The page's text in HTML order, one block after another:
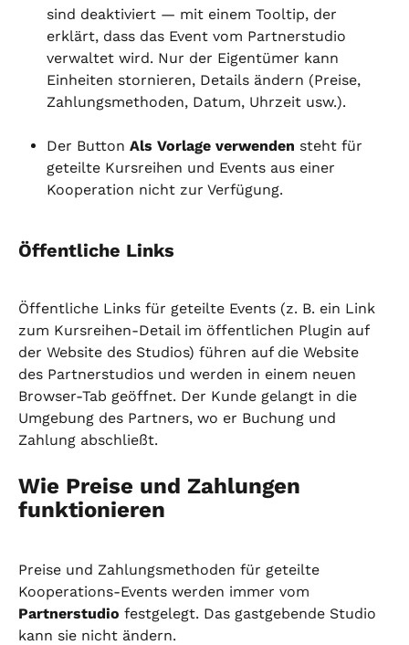
sind deaktiviert — mit einem Tooltip, der
erklärt, dass das Event vom Partnerstudio
verwaltet wird. Nur der Eigentümer kann
Einheiten stornieren, Details ändern (Preise,
Zahlungsmethoden, Datum, Uhrzeit usw.).
Der Button Als Vorlage verwenden steht für
geteilte Kursreihen und Events aus einer
Kooperation nicht zur Verfügung.
Öffentliche Links
Öffentliche Links für geteilte Events (z. B. ein Link
zum Kursreihen-Detail im öffentlichen Plugin auf
der Website des Studios) führen auf die Website
des Partnerstudios und werden in einem neuen
Browser-Tab geöffnet. Der Kunde gelangt in die
Umgebung des Partners, wo er Buchung und
Zahlung abschließt.
Wie Preise und Zahlungen
funktionieren
Preise und Zahlungsmethoden für geteilte
Kooperations-Events werden immer vom
Partnerstudio festgelegt. Das gastgebende Studio
kann sie nicht ändern.